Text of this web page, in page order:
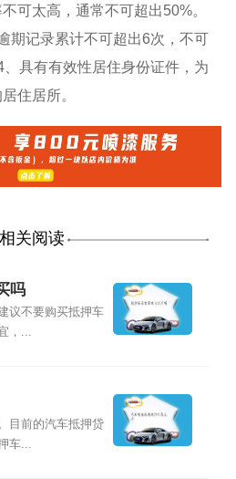
可太高，通常不可超出50%。
期记录累计不可超出6次，不可
具有有效性居住身份证件，为
住居所。
相关阅读
吗
议不要购买抵押车
，...
目前的汽车抵押贷
车...